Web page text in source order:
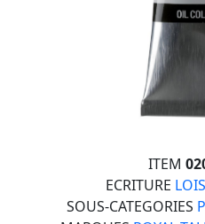
ITEM
ECRITURE
SOUS-CATEGORIES